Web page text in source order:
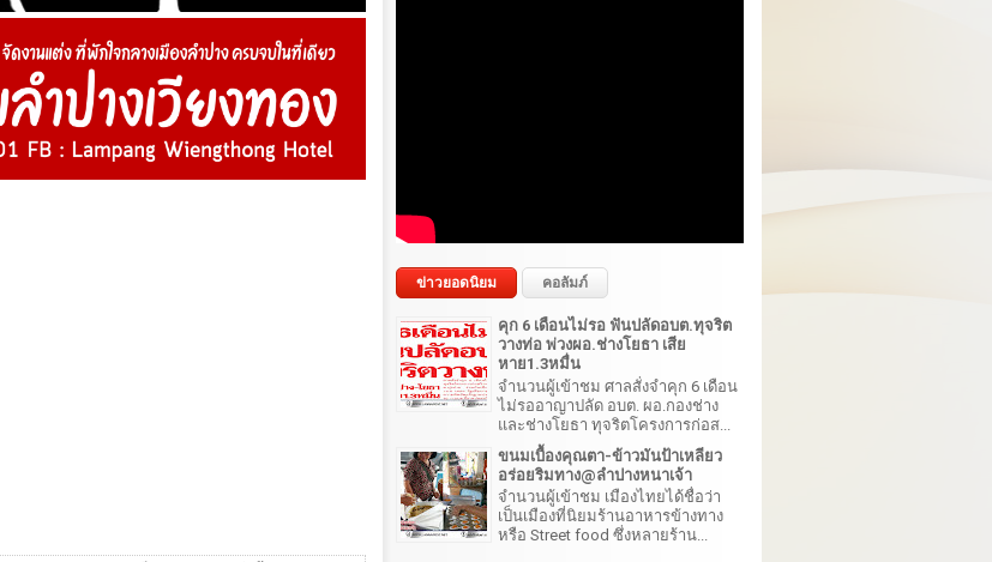
ข่าวยอดนิยม คอลัมภ์
คุก 6 เดือนไม่รอ ฟันปลัดอบต.ทุจริต
วางท่อ พ่วงผอ.ช่างโยธา เสีย
หาย1.3หมื่น
จำนวนผู้เข้าชม ศาลสั่งจำคุก 6 เดือน
ไม่รออาญาปลัด อบต. ผอ.กองช่าง
และช่างโยธา ทุจริตโครงการก่อส...
ขนมเบื้องคุณตา-ข้าวมันป้าเหลียว
อร่อยริมทาง@ลำปางหนาเจ้า
จำนวนผู้เข้าชม เมืองไทยได้ชื่อว่า
เป็นเมืองที่นิยมร้านอาหารข้างทาง
หรือ Street food ซึ่งหลายร้าน...